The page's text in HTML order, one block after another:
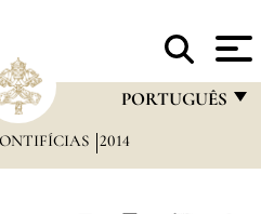
PORTUGUÊS
FRANÇAIS
2014